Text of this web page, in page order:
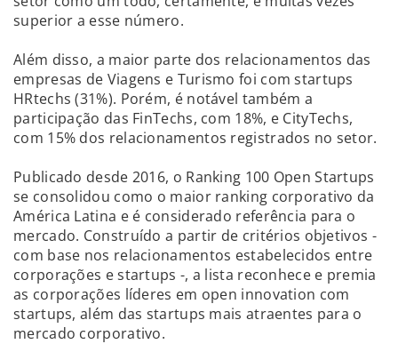
superior a esse número.
Além disso, a maior parte dos relacionamentos das
empresas de Viagens e Turismo foi com startups
HRtechs (31%). Porém, é notável também a
participação das FinTechs, com 18%, e CityTechs,
com 15% dos relacionamentos registrados no setor.
Publicado desde 2016, o Ranking 100 Open Startups
se consolidou como o maior ranking corporativo da
América Latina e é considerado referência para o
mercado. Construído a partir de critérios objetivos -
com base nos relacionamentos estabelecidos entre
corporações e startups -, a lista reconhece e premia
as corporações líderes em open innovation com
startups, além das startups mais atraentes para o
mercado corporativo.